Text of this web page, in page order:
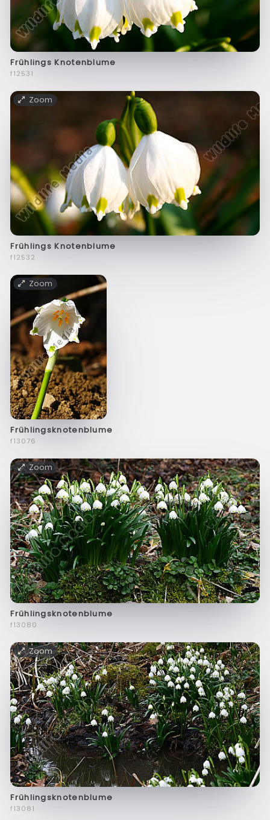
Frühlings Knotenblume
f12531
Zoom
Frühlings Knotenblume
f12532
Zoom
Frühlingsknotenblume
f13076
Zoom
Frühlingsknotenblume
f13080
Zoom
Frühlingsknotenblume
f13081